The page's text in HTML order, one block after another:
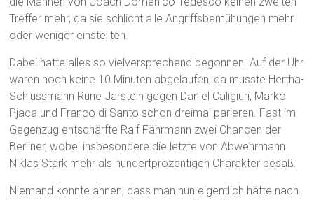
Treffer mehr, da sie schlicht alle Angriffsbemühungen mehr
oder weniger einstellten.
Dabei hatte alles so vielversprechend begonnen. Auf der Uhr
waren noch keine 10 Minuten abgelaufen, da musste Hertha-
Schlussmann Rune Jarstein gegen Daniel Caligiuri, Marko
Pjaca und Franco di Santo schon dreimal parieren. Fast im
Gegenzug entschärfte Ralf Fährmann zwei Chancen der
Berliner, wobei insbesondere die letzte von Abwehrmann
Niklas Stark mehr als hundertprozentigen Charakter besaß.
Niemand konnte ahnen, dass man nun eigentlich hätte nach